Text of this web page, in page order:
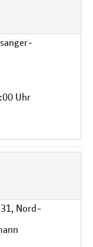
Uhr
Nord-